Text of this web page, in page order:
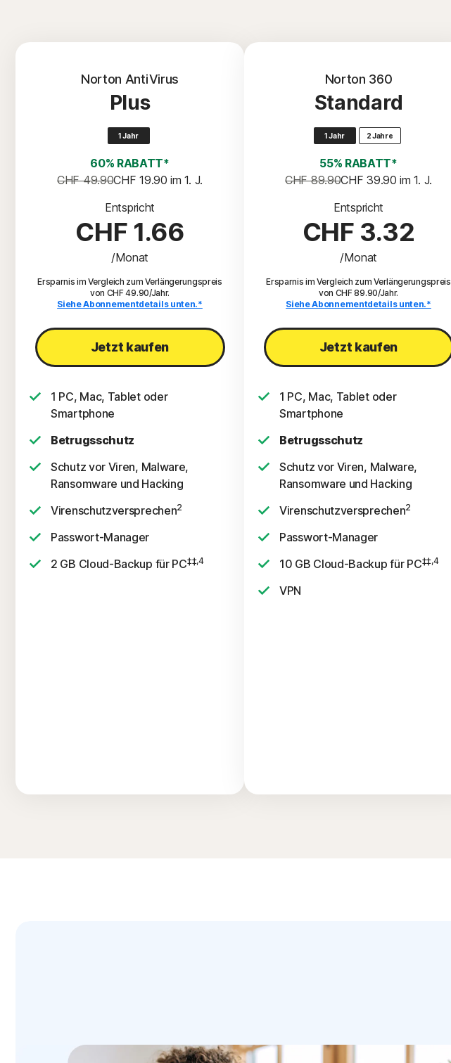
Norton AntiVirus
Plus
1 Jahr
60% RABATT*
CHF 49.90CHF 19.90 im 1. J.
Entspricht
CHF 1.66
/Monat
Ersparnis im Vergleich zum Verlängerungspreis
von CHF 49.90/Jahr.
Siehe Abonnementdetails unten.*
Jetzt kaufen
1 PC, Mac, Tablet oder
Smartphone
Betrugsschutz
Schutz vor Viren, Malware,
Ransomware und Hacking
Virenschutzversprechen2
Passwort-Manager
2 GB Cloud-Backup für PC‡‡,4
Norton 360
Standard
1 Jahr 2 Jahre
55% RABATT*
CHF 89.90CHF 39.90 im 1. J.
Entspricht
CHF 3.32
/Monat
Ersparnis im Vergleich zum Verlängerungspreis
von CHF 89.90/Jahr.
Siehe Abonnementdetails unten.*
Jetzt kaufen
1 PC, Mac, Tablet oder
Smartphone
Betrugsschutz
Schutz vor Viren, Malware,
Ransomware und Hacking
Virenschutzversprechen2
Passwort-Manager
10 GB Cloud-Backup für PC‡‡,4
VPN